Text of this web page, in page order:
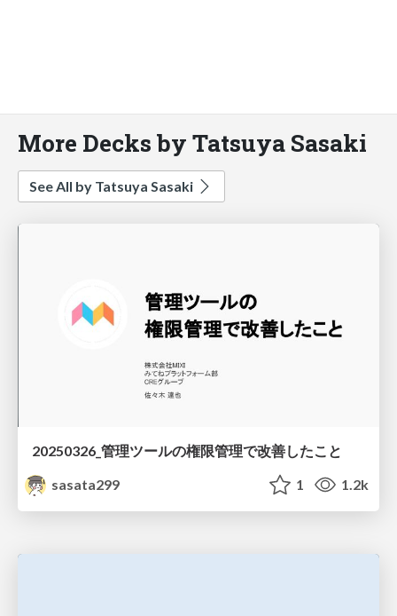
More Decks by Tatsuya Sasaki
See All by Tatsuya Sasaki
20250326_管理ツールの権限管理で改善したこと
sasata299
1 1.2k